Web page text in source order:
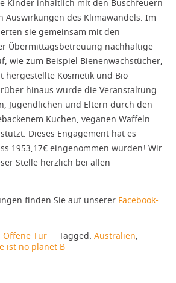
Kinder inhaltlich mit den Buschfeuern
Auswirkungen des Klimawandels. Im
sie gemeinsam mit den
Übermittagsbetreuung nachhaltige
wie zum Beispiel Bienenwachstücher,
hergestellte Kosmetik und Bio-
hinaus wurde die Veranstaltung
Jugendlichen und Eltern durch den
Kuchen, veganen Waffeln
Dieses Engagement hat es
1953,17€ eingenommen wurden! Wir
Stelle herzlich bei allen
finden Sie auf unserer Facebook-
Offene Tür Tagged: Australien,
ist no planet B